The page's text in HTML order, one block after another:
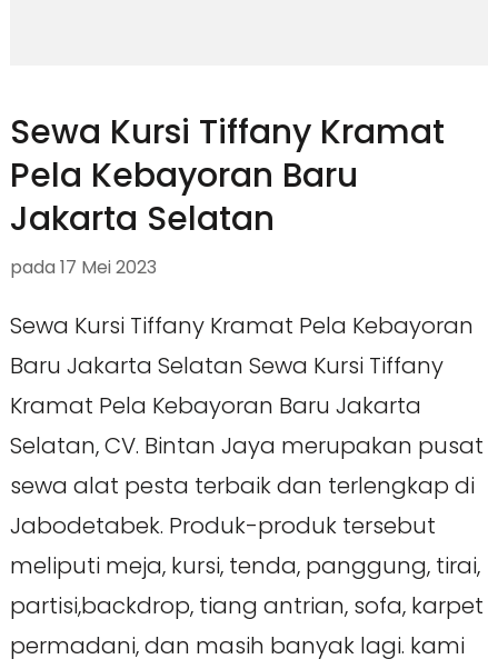
Sewa Kursi Tiffany Kramat
Pela Kebayoran Baru
Jakarta Selatan
pada 17 Mei 2023
Sewa Kursi Tiffany Kramat Pela Kebayoran
Baru Jakarta Selatan Sewa Kursi Tiffany
Kramat Pela Kebayoran Baru Jakarta
Selatan, CV. Bintan Jaya merupakan pusat
sewa alat pesta terbaik dan terlengkap di
Jabodetabek. Produk-produk tersebut
meliputi meja, kursi, tenda, panggung, tirai,
partisi,backdrop, tiang antrian, sofa, karpet
permadani, dan masih banyak lagi. kami